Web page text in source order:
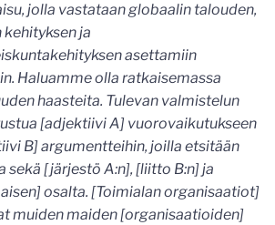
jolla vastataan globaalin talouden,
ja
asettamiin
Haluamme olla ratkaisemassa
haasteita. Tulevan valmistelun
[adjektiivi A] vuorovaikutukseen
B] argumentteihin, joilla etsitään
sekä [järjestö A:n], [liitto B:n] ja
osalta. [Toimialan organisaatiot]
muiden maiden [organisaatioiden]